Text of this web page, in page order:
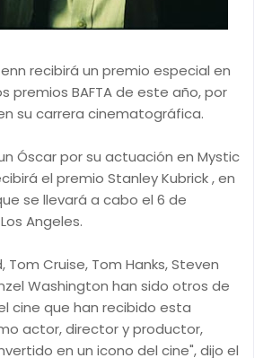
recibirá un premio especial en
premios BAFTA de este año, por
su carrera cinematográfica.
Óscar por su actuación en Mystic
el premio Stanley Kubrick , en
se llevará a cabo el 6 de
Angeles.
Tom Cruise, Tom Hanks, Steven
Washington han sido otros de
cine que han recibido esta
actor, director y productor,
en un icono del cine", dijo el